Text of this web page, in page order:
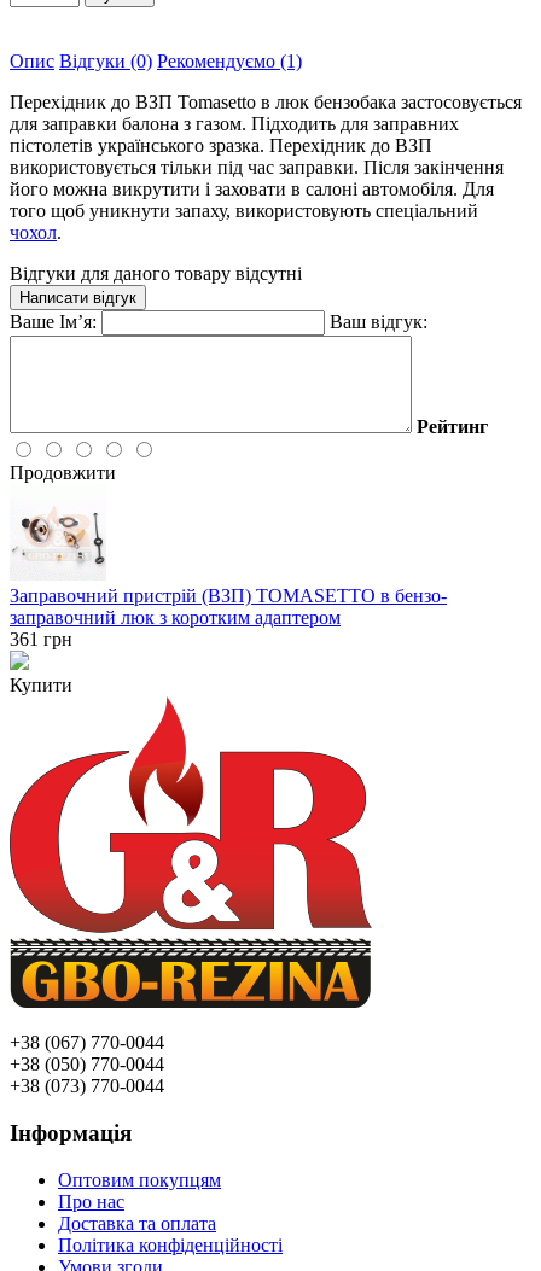
Опис Відгуки (0) Рекомендуємо (1)
Перехідник до ВЗП Tomasetto в люк бензобака застосовується
для заправки балона з газом. Підходить для заправних
пістолетів українського зразка. Перехідник до ВЗП
використовується тільки під час заправки. Після закінчення
його можна викрутити і заховати в салоні автомобіля. Для
того щоб уникнути запаху, використовують спеціальний
чохол.
Відгуки для даного товару відсутні
Написати відгук
Ваше Ім’я: Ваш відгук:
Рейтинг
Продовжити
Заправочний пристрій (ВЗП) TOMASETTO в бензо-
заправочний люк з коротким адаптером
361 грн
Купити
+38 (067) 770-0044
+38 (050) 770-0044
+38 (073) 770-0044
Інформація
Оптовим покупцям
Про нас
Доставка та оплата
Політика конфіденційності
Умови згоди